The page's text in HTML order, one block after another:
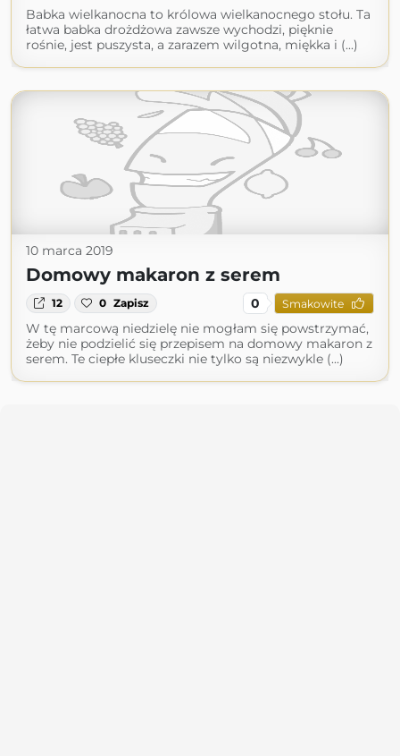
Babka wielkanocna to królowa wielkanocnego stołu. Ta
łatwa babka drożdżowa zawsze wychodzi, pięknie
rośnie, jest puszysta, a zarazem wilgotna, miękka i (...)
10 marca 2019
Domowy makaron z serem
12 0 Zapisz 0 Smakowite
W tę marcową niedzielę nie mogłam się powstrzymać,
żeby nie podzielić się przepisem na domowy makaron z
serem. Te ciepłe kluseczki nie tylko są niezwykle (...)